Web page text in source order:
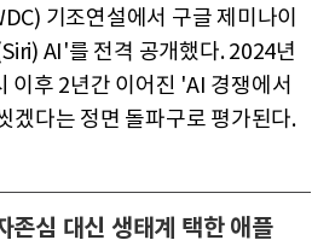
기조연설에서 구글 제미나이
AI'를 전격 공개했다. 2024년
이후 2년간 이어진 'AI 경쟁에서
겠다는 정면 돌파구로 평가된다.
심 대신 생태계 택한 애플